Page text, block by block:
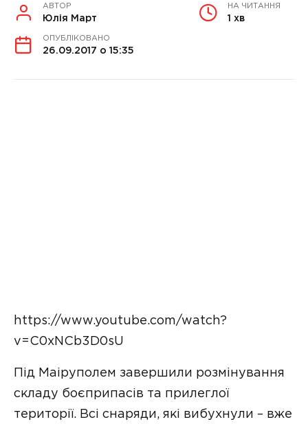
АВТОР
Юлія Март
НА ЧИТАННЯ
1 хв
ОПУБЛІКОВАНО
26.09.2017 о 15:35
https://www.youtube.com/watch?
v=C0xNCb3D0sU
Під Маіруполем завершили розмінування
складу боєприпасів та прилеглої
території. Всі снаряди, які вибухнули – вже